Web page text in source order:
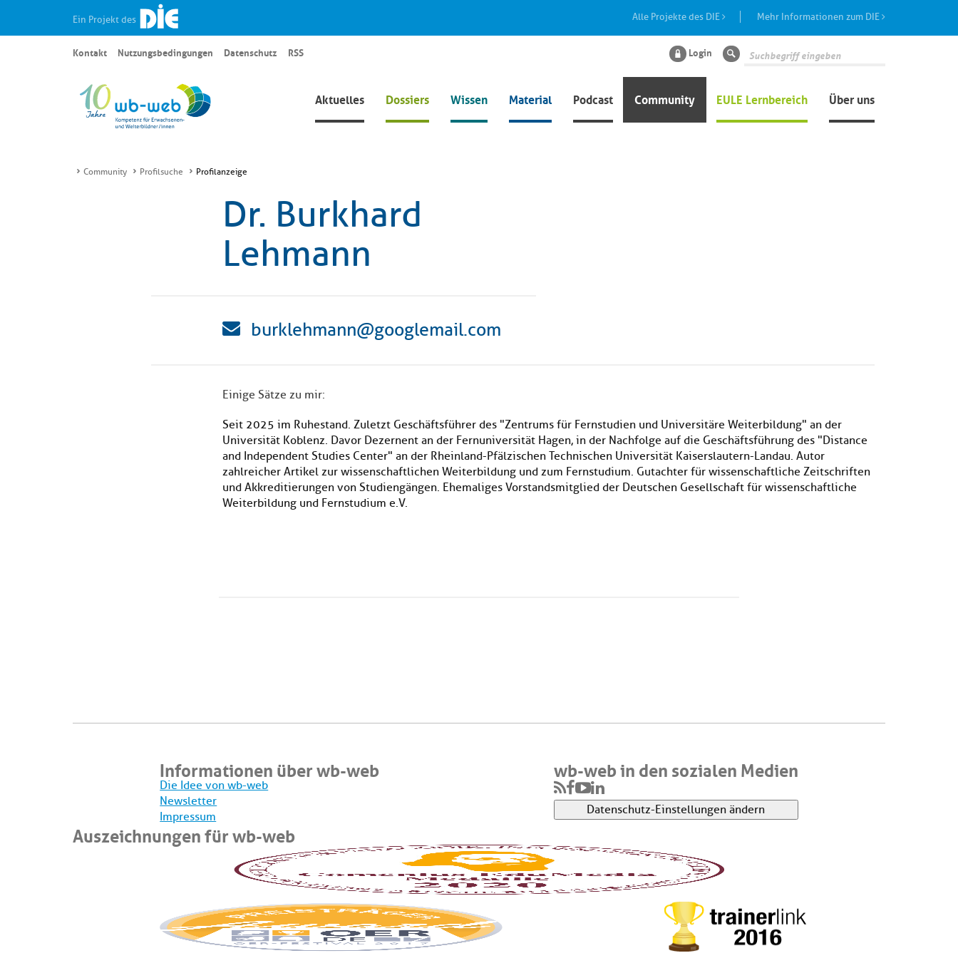
Ein Projekt des Alle Projekte des DIE Mehr Informationen zum DIE
Aktuelles Dossiers Wissen Material Podcast Community EULE Lernbereich Über uns
Kontakt Nutzungsbedingungen Datenschutz RSS Login Suche
Community Profilsuche Profilanzeige
Dr. Burkhard
Lehmann
burklehmann@googlemail.com
Einige Sätze zu mir:
Seit 2025 im Ruhestand. Zuletzt Geschäftsführer des "Zentrums für Fernstudien und Universitäre Weiterbildung" an der
Universität Koblenz. Davor Dezernent an der Fernuniversität Hagen, in der Nachfolge auf die Geschäftsführung des "Distance
and Independent Studies Center" an der Rheinland-Pfälzischen Technischen Universität Kaiserslautern-Landau. Autor
zahlreicher Artikel zur wissenschaftlichen Weiterbildung und zum Fernstudium. Gutachter für wissenschaftliche Zeitschriften
und Akkreditierungen von Studiengängen. Ehemaliges Vorstandsmitglied der Deutschen Gesellschaft für wissenschaftliche
Weiterbildung und Fernstudium e.V.
Informationen über wb-web
Die Idee von wb-web
Newsletter
Impressum
wb-web in den sozialen Medien
Datenschutz-Einstellungen ändern
Auszeichnungen für wb-web